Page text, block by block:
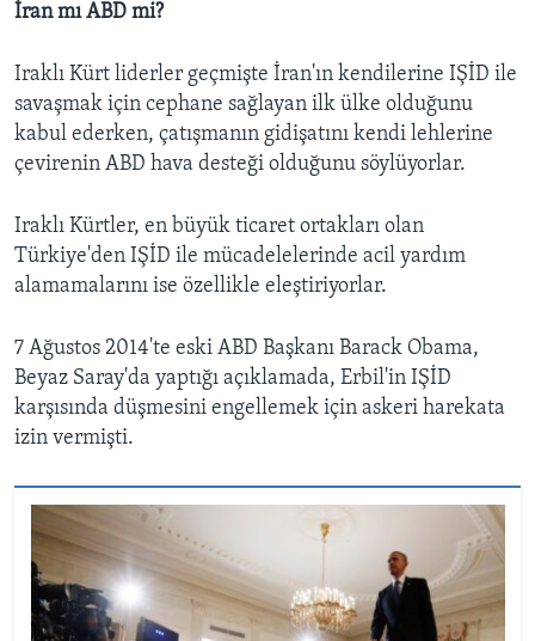
İran mı ABD mi?
Iraklı Kürt liderler geçmişte İran'ın kendilerine IŞİD ile
savaşmak için cephane sağlayan ilk ülke olduğunu
kabul ederken, çatışmanın gidişatını kendi lehlerine
çevirenin ABD hava desteği olduğunu söylüyorlar.
Iraklı Kürtler, en büyük ticaret ortakları olan
Türkiye'den IŞİD ile mücadelelerinde acil yardım
alamamalarını ise özellikle eleştiriyorlar.
7 Ağustos 2014'te eski ABD Başkanı Barack Obama,
Beyaz Saray'da yaptığı açıklamada, Erbil'in IŞİD
karşısında düşmesini engellemek için askeri harekata
izin vermişti.